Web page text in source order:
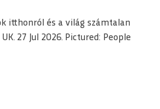
itthonról és a világ számtalan
27 Jul 2026. Pictured: People